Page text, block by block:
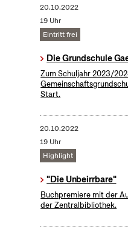
20.10.2022
19 Uhr
Eintritt frei
Die Grundschule
Zum Schuljahr 2023/
Start.
20.10.2022
19 Uhr
Highlight
"Die Unbeirrbare"
Buchpremiere mit der
der Zentralbibliothek.